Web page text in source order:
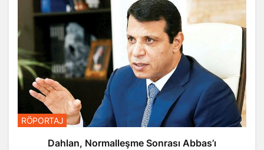
RÖPORTAJ
Dahlan, Normalleşme Sonrası Abbas’ı